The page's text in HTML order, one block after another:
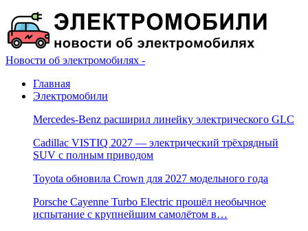
Новости об электромобилях -
Главная
Электромобили
Mercedes-Benz расширил линейку электрического GLC
Cadillac VISTIQ 2027 — электрический трёхрядный
SUV с полным приводом
Toyota обновила Crown для 2027 модельного года
Porsche Cayenne Turbo Electric прошёл необычное
испытание с крупнейшим самолётом в…